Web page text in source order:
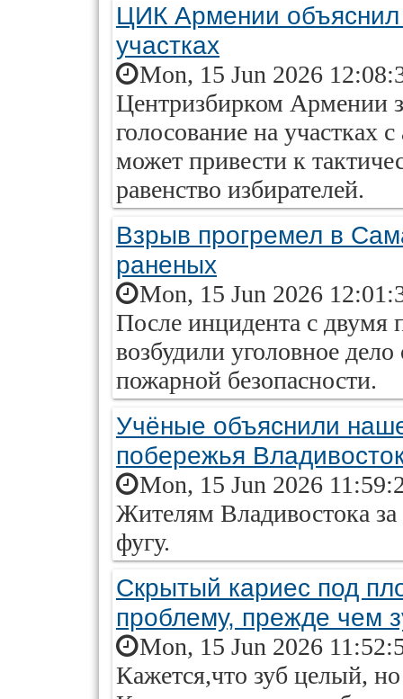
ЦИК Армении объяснил
участках
Mon, 15 Jun 2026
Центризбирком Армении
голосование на участках
может привести к
равенство избирателей.
Взрыв прогремел в
раненых
Mon, 15 Jun 2026
После инцидента с двумя
возбудили уголовное
пожарной безопасности.
Учёные объяснили
побережья
Mon, 15 Jun 2026
Жителям Владивостока за
фугу.
Скрытый кариес под
проблему, прежде чем
Mon, 15 Jun 2026
Кажется,что зуб целый,